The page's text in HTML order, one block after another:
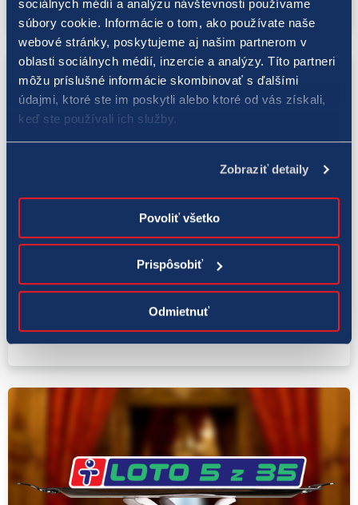
sociálnych médií a analýzu návštevnosti používame
súbory cookie. Informácie o tom, ako používate naše
webové stránky, poskytujeme aj našim partnerom v
oblasti sociálnych médií, inzercie a analýzy. Títo partneri
môžu príslušné informácie skombinovať s ďalšími
údajmi, ktoré ste im poskytli alebo ktoré od vás získali,
keď ste používali ich služby.
Zobraziť detaily
Povoliť všetko
Prispôsobiť
Odmietnuť
Eurojackpot
Silvestrovské oslavy mal jeden Slovák
veselšie aj vďaka skvelej výhre v
Eurojackpote